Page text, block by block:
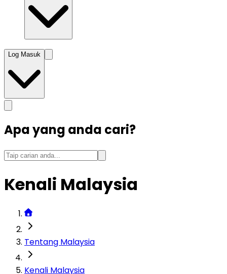
Log Masuk
Apa yang anda cari?
Kenali Malaysia
Tentang Malaysia
Kenali Malaysia